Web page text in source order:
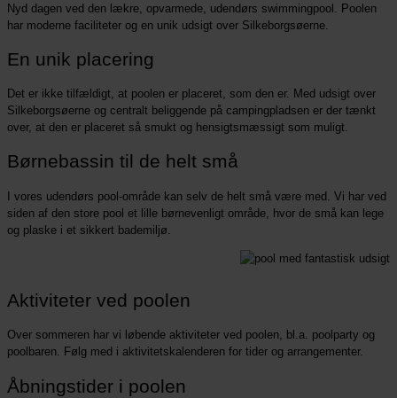
Nyd dagen ved den lækre, opvarmede, udendørs swimmingpool. Poolen
har moderne faciliteter og en unik udsigt over Silkeborgsøerne.
En unik placering
Det er ikke tilfældigt, at poolen er placeret, som den er. Med udsigt over
Silkeborgsøerne og centralt beliggende på campingpladsen er der tænkt
over, at den er placeret så smukt og hensigtsmæssigt som muligt.
Børnebassin til de helt små
I vores udendørs pool-område kan selv de helt små være med. Vi har ved
siden af den store pool et lille børnevenligt område, hvor de små kan lege
og plaske i et sikkert bademiljø.
Aktiviteter ved poolen
Over sommeren har vi løbende aktiviteter ved poolen, bl.a. poolparty og
poolbaren. Følg med i aktivitetskalenderen for tider og arrangementer.
Åbningstider i poolen